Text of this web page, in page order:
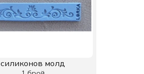
силиконов молд